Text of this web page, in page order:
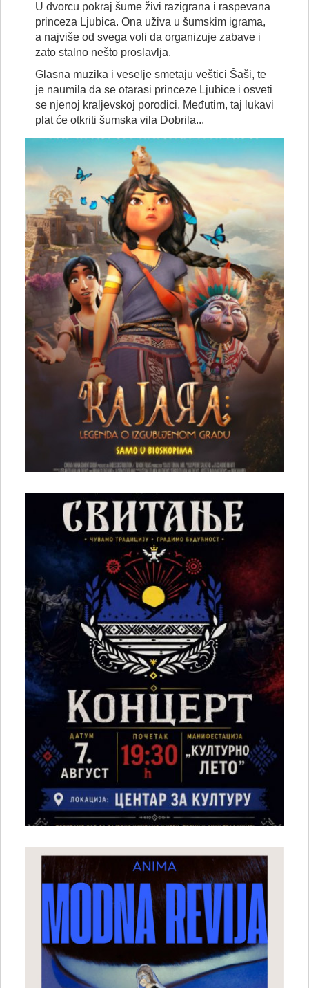
U dvorcu pokraj šume živi razigrana i raspevana
princeza Ljubica. Ona uživa u šumskim igrama,
a najviše od svega voli da organizuje zabave i
zato stalno nešto proslavlja.
Glasna muzika i veselje smetaju veštici Šaši, te
je naumila da se otarasi princeze Ljubice i osveti
se njenoj kraljevskoj porodici. Međutim, taj lukavi
plat će otkriti šumska vila Dobrila...